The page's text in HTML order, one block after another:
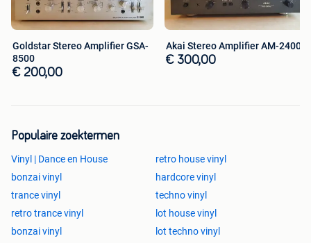
Goldstar Stereo Amplifier GSA-
8500
€ 200,00
Akai Stereo Amplifier AM-2400
€ 300,00
Populaire zoektermen
Vinyl | Dance en House
retro house vinyl
bonzai vinyl
hardcore vinyl
trance vinyl
techno vinyl
retro trance vinyl
lot house vinyl
bonzai vinyl
lot techno vinyl